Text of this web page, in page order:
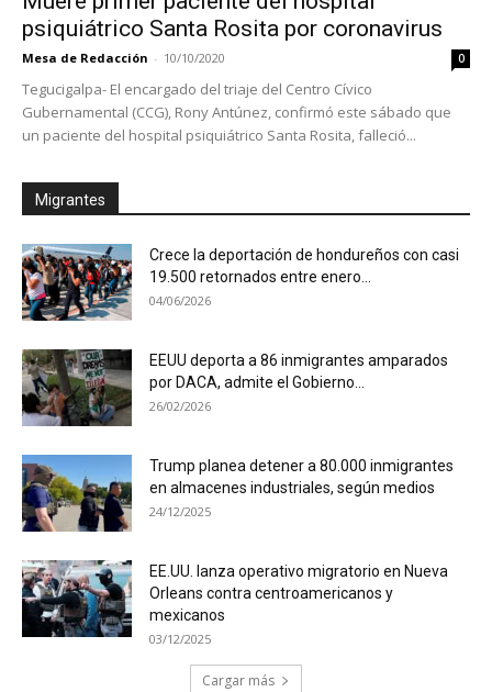
psiquiátrico Santa Rosita por coronavirus
Mesa de Redacción - 10/10/2020 0
Tegucigalpa- El encargado del triaje del Centro Cívico
Gubernamental (CCG), Rony Antúnez, confirmó este sábado que
un paciente del hospital psiquiátrico Santa Rosita, falleció...
Migrantes
Crece la deportación de hondureños con casi
19.500 retornados entre enero...
04/06/2026
EEUU deporta a 86 inmigrantes amparados
por DACA, admite el Gobierno...
26/02/2026
Trump planea detener a 80.000 inmigrantes
en almacenes industriales, según medios
24/12/2025
EE.UU. lanza operativo migratorio en Nueva
Orleans contra centroamericanos y
mexicanos
03/12/2025
Cargar más